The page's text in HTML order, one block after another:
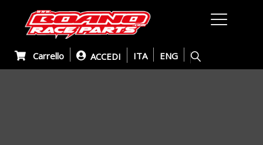
Carrello ACCEDI ITA ENG